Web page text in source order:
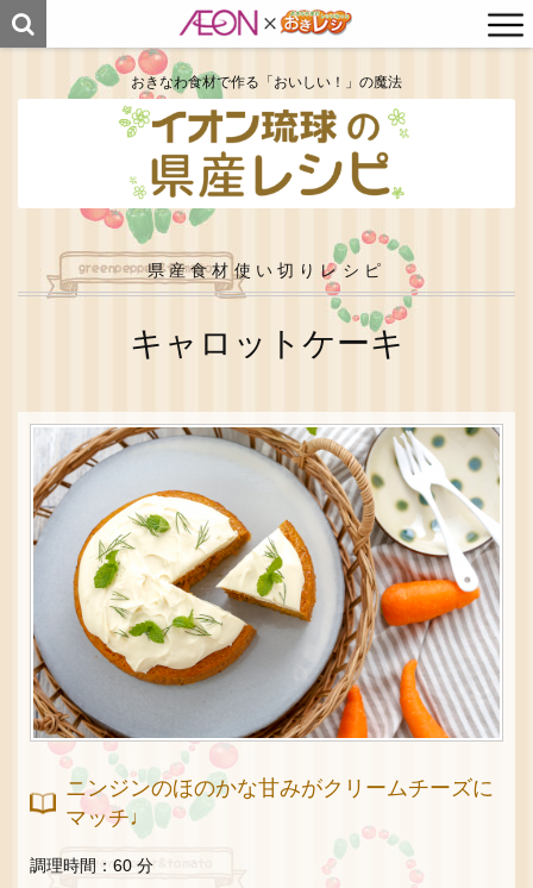
おきなわ食材で作る「おいしい！」の魔法
県産食材使い切りレシピ
キャロットケーキ
ニンジンのほのかな甘みがクリームチーズに
マッチ♩
調理時間：60 分